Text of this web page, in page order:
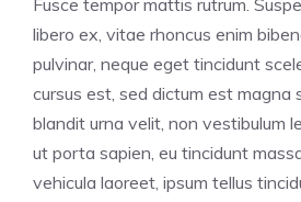
Fusce tempor mattis rutrum.
libero ex, vitae rhoncus enim
pulvinar, neque eget tincidunt
cursus est, sed dictum est magna
blandit urna velit, non vestibulum
ut porta sapien, eu tincidunt
vehicula laoreet, ipsum tellus